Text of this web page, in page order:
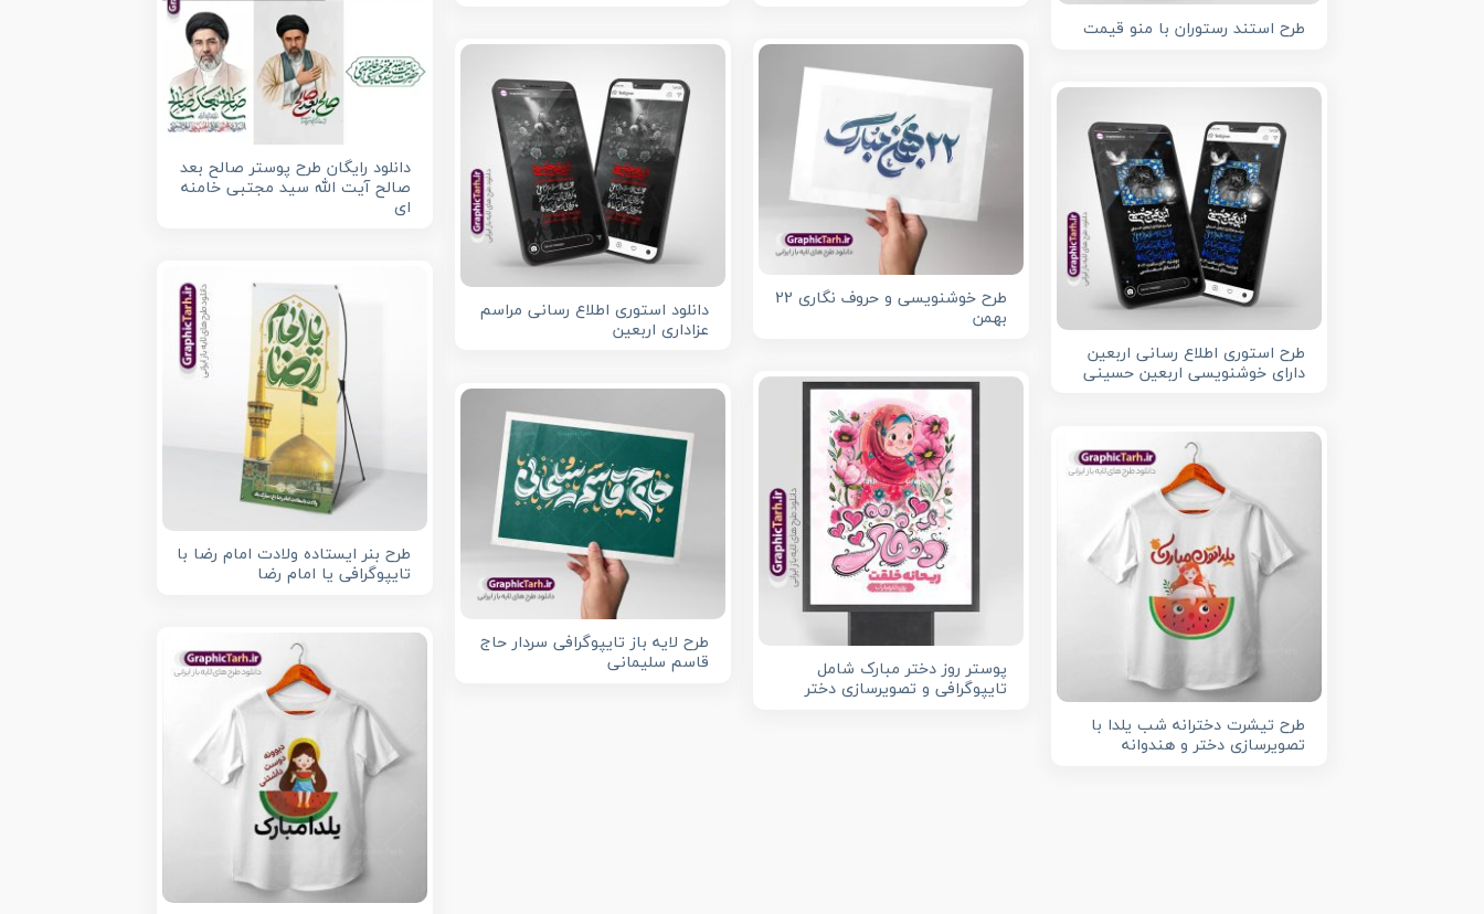
طرح استند رستوران با منو قیمت
دانلود رایگان طرح پوستر صالح بعد
صالح آیت الله سید مجتبی خامنه
ای
طرح خوشنویسی و حروف نگاری 22
بهمن
دانلود استوری اطلاع رسانی مراسم
عزاداری اربعین
طرح استوری اطلاع رسانی اربعین
دارای خوشنویسی اربعین حسینی
طرح بنر ایستاده ولادت امام رضا با
تایپوگرافی یا امام رضا
پوستر روز دختر مبارک شامل
تایپوگرافی و تصویرسازی دختر
طرح لایه باز تایپوگرافی سردار حاج
قاسم سلیمانی
طرح تیشرت دخترانه شب یلدا با
تصویرسازی دختر و هندوانه